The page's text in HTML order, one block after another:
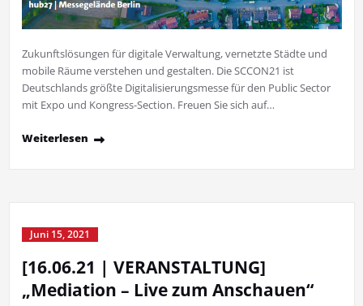
Zukunftslösungen für digitale Verwaltung, vernetzte Städte und
mobile Räume verstehen und gestalten. Die SCCON21 ist
Deutschlands größte Digitalisierungsmesse für den Public Sector
mit Expo und Kongress-Section. Freuen Sie sich auf…
Weiterlesen
Juni 15, 2021
[16.06.21 | VERANSTALTUNG]
„Mediation – Live zum Anschauen“